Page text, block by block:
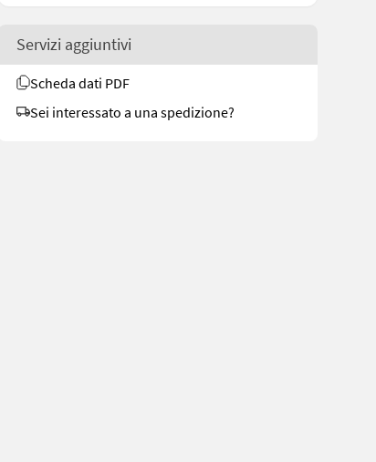
- Hubraum 480 ccm³ 2 Zylinder - max. Leistung
Servizi aggiuntivi
Scheda dati PDF
Sei interessato a una spedizione?